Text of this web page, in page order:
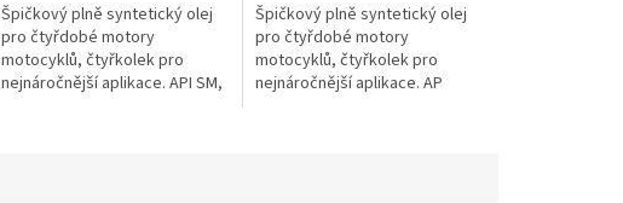
Špičkový plně syntetický olej
pro čtyřdobé motory
motocyklů, čtyřkolek pro
nejnáročnější aplikace. API SM,
Špičkový plně syntetický olej
pro čtyřdobé motory
motocyklů, čtyřkolek pro
nejnáročnější aplikace. AP